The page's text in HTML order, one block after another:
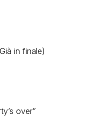
in finale)
over”